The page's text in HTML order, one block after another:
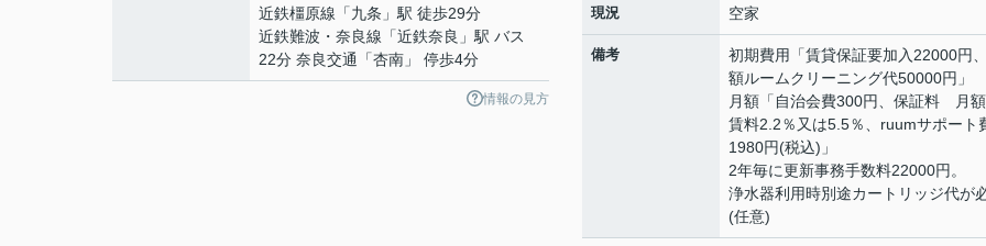
近鉄橿原線 「九条 」駅 徒歩29分
近鉄難波・奈良線 「近鉄奈良 」駅 バス
22分 奈良交通「杏南」 停歩4分
情報の見方
現況 空家
備考
初期費用「賃貸保証要加入22000円
額ルームクリーニング代50000円」
月額「自治会費300円、保証料 月
賃料2.2％又は5.5％、ruumサポート
1980円(税込)」
2年毎に更新事務手数料22000円。
浄水器利用時別途カートリッジ代が
(任意)